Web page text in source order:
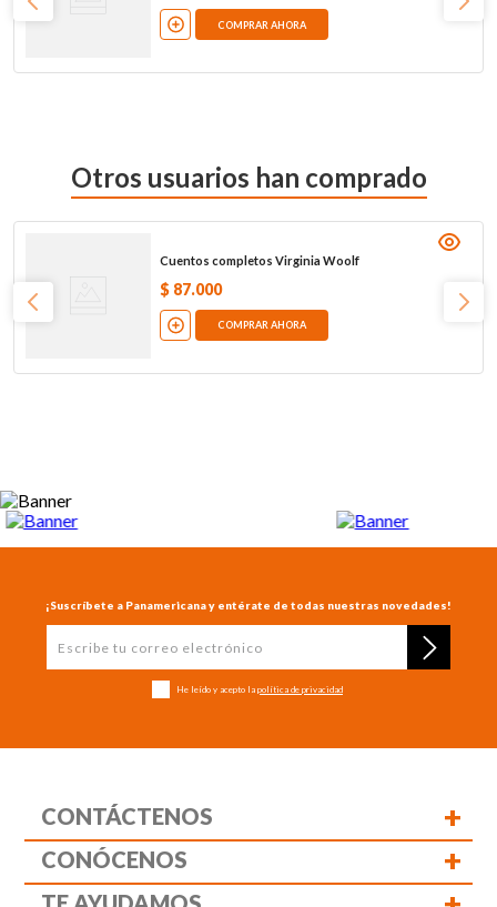
COMPRAR AHORA
Otros usuarios han comprado
Cuentos completos Virginia Woolf
$ 87.000
COMPRAR AHORA
¡Suscríbete a Panamericana y entérate de todas nuestras novedades!
He leído y acepto la política de privacidad
CONTÁCTENOS +
CONÓCENOS +